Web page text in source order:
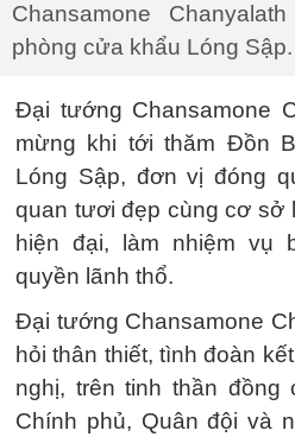
Chansamone
phòng cửa khẩu Lóng Sập.
Đại tướng Chansamone
mừng khi tới thăm Đồn
Lóng Sập, đơn vị đóng
quan tươi đẹp cùng cơ sở
hiện đại, làm nhiệm vụ
quyền lãnh thổ.
Đại tướng Chansamone
hỏi thân thiết, tình đoàn
nghị, trên tinh thần
Chính phủ, Quân đội và